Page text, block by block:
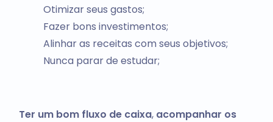
Otimizar seus gastos;
Fazer bons investimentos;
Alinhar as receitas com seus objetivos;
Nunca parar de estudar;
Ter um bom fluxo de caixa, acompanhar os